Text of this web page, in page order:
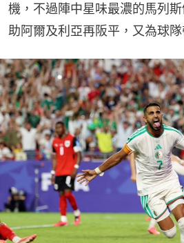
機，不過陣中星味最濃的馬列
助阿爾及利亞再阪平，又為球隊